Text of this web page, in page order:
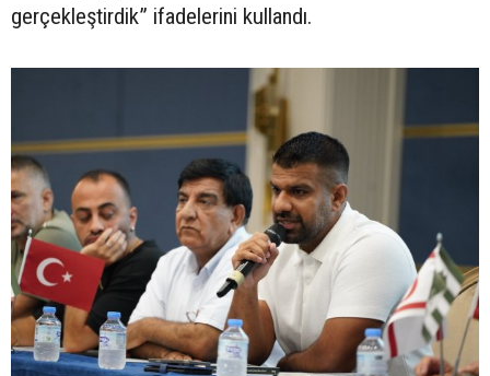
gerçekleştirdik” ifadelerini kullandı.